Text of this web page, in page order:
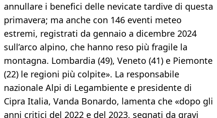
annullare i benefici delle nevicate tardive di questa
primavera; ma anche con 146 eventi meteo
estremi, registrati da gennaio a dicembre 2024
sull’arco alpino, che hanno reso più fragile la
montagna. Lombardia (49), Veneto (41) e Piemonte
(22) le regioni più colpite». La responsabile
nazionale Alpi di Legambiente e presidente di
Cipra Italia, Vanda Bonardo, lamenta che «dopo gli
anni critici del 2022 e del 2023, segnati da gravi